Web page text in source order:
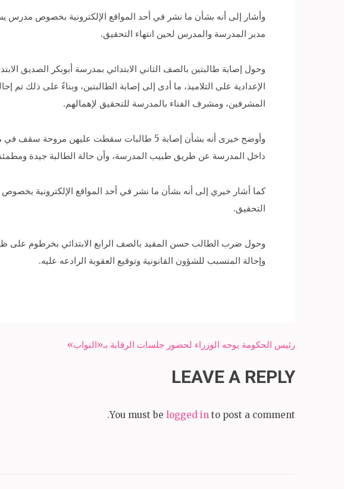
وأشار إلى أنه بشأن ما نشر في أحد المواقع الإلكترونية بخصوص مدرس
مدير المدرسة والمدرس لحين انتهاء التحقيق.
وحول إصابة طالبتين بالصف الثاني الابتدائي بمدرسة أبوبكر الصديق
الإعدادية على التلاميذ، ما أدى إلى إصابة الطالبتين، وبناءً على ذلك تم
المشرفين، ومشرف الفناء بالمدرسة للتحقيق لإهمالهم.
وأوضح خيرى أنه بشأن إصابة 5 طالبات سقطت
داخل المدرسة عن طريق طبيب المدرسة، وأن حالة الطالبة جيدة ومطمئنة،
كما أشار خيري إلى أنه بشأن ما نشر في أحد المواقع الإلكترونية
التحقيق.
وحول ضرب الطالب حسن المقيد بالصف الرابع الابتدائي بخرطوم على
وإحالة المتسبب للشؤون القانونية وتوقيع العقوبة الرادعه عليه.
Post
رئيس الحكومة يوجه الوزراء لحضور جلسات الرقابة بـ«النواب»
LEAVE A REPLY
You must be logged in to post a comment.